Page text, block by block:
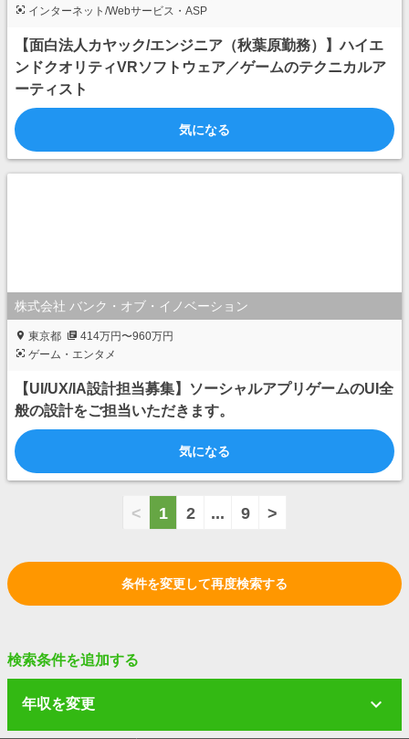
インターネット/Webサービス・ASP
【面白法人カヤック/エンジニア（秋葉原勤務）】ハイエ
ンドクオリティVRソフトウェア／ゲームのテクニカルア
ーティスト
気になる
株式会社 バンク・オブ・イノベーション
東京都
414万円〜960万円
ゲーム・エンタメ
【UI/UX/IA設計担当募集】ソーシャルアプリゲームのUI全
般の設計をご担当いただきます。
気になる
< 1 2 ... 9 >
条件を変更して再度検索する
検索条件を追加する
年収を変更